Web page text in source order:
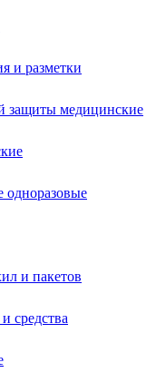
и разметки
защиты медицинские
и пакетов
средства